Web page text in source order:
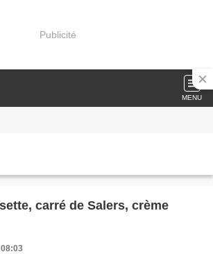
Publicité
MENU
carré de Salers, crème